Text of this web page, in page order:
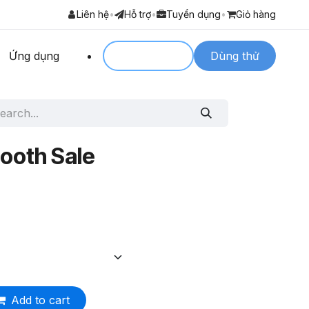
Liên hệ• Hỗ trợ• Tuyển dụng• Giỏ hàng
Ứng dụng Dùng thử
Sale
Add to cart